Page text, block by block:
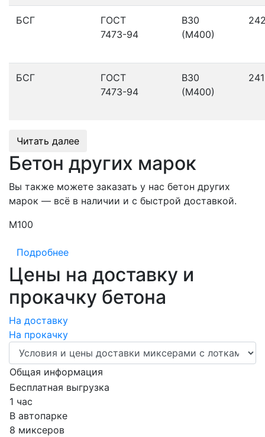
БСГ
ГОСТ
7473-94
В30
(М400)
БСГ
ГОСТ
7473-94
В30
(М400)
Читать далее
Бетон других марок
Вы также можете заказать у нас бетон других
марок — всё в наличии и с быстрой доставкой.
М100
Подробнее
Цены на доставку и
прокачку бетона
На доставку
На прокачку
Общая информация
Бесплатная выгрузка
1 час
В автопарке
8 миксеров